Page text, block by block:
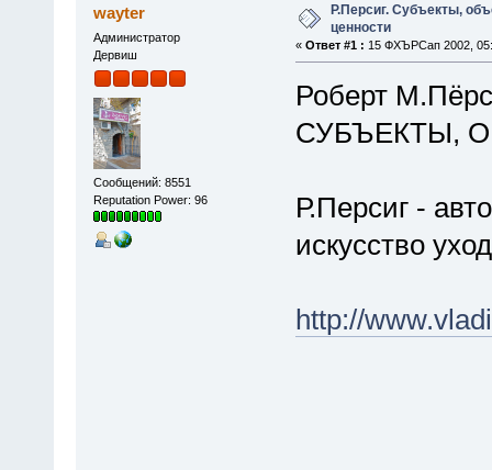
wayter
Администратор
Дервиш
Сообщений: 8551
Reputation Power: 96
Р.Персиг. Субъекты,
ценности
« Ответ #1 : 15 ФХЪРСап 2002,
Роберт
СУБЪЕКТЫ,
Р.Персиг -
искусство
http://